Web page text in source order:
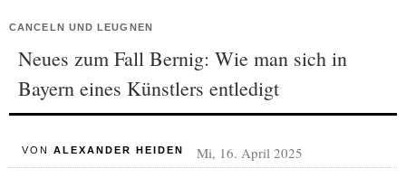
CANCELN UND LEUGNEN
Neues zum Fall Bernig: Wie man sich in
Bayern eines Künstlers entledigt
VON ALEXANDER HEIDEN Mi, 16. April 2025